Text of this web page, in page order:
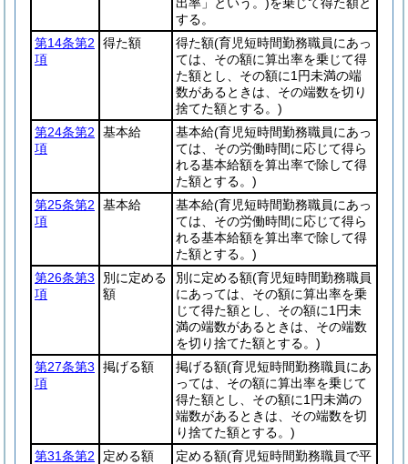
する。
第14条第2
項
得た額 得た額(育児短時間勤務職員にあっ
ては、その額に算出率を乗じて得
た額とし、その額に1円未満の端
数があるときは、その端数を切り
捨てた額とする。)
第24条第2
項
基本給 基本給(育児短時間勤務職員にあっ
ては、その労働時間に応じて得ら
れる基本給額を算出率で除して得
た額とする。)
第25条第2
項
基本給 基本給(育児短時間勤務職員にあっ
ては、その労働時間に応じて得ら
れる基本給額を算出率で除して得
た額とする。)
第26条第3
項
別に定める
額
別に定める額(育児短時間勤務職員
にあっては、その額に算出率を乗
じて得た額とし、その額に1円未
満の端数があるときは、その端数
を切り捨てた額とする。)
第27条第3
項
掲げる額 掲げる額(育児短時間勤務職員にあ
っては、その額に算出率を乗じて
得た額とし、その額に1円未満の
端数があるときは、その端数を切
り捨てた額とする。)
第31条第2
定める額 定める額(育児短時間勤務職員で平